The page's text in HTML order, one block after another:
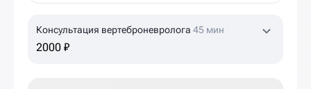
Консультация вертеброневролога 45 мин
2000 ₽